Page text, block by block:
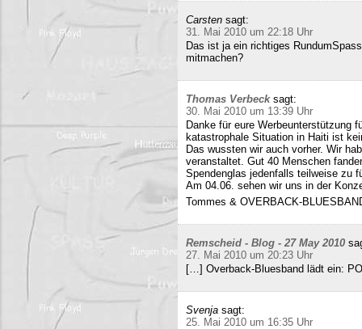
Carsten sagt:
31. Mai 2010 um 22:18 Uhr
Das ist ja ein richtiges
mitmachen?
Thomas Verbeck sagt:
30. Mai 2010 um 13:39 Uhr
Danke für eure Werbeunterstützung
katastrophale Situation in Haiti ist
Das wussten wir auch vorher. Wir
veranstaltet. Gut 40 Menschen
Spendenglas jedenfalls teilweise zu
Am 04.06. sehen wir uns in der
Tommes & OVERBACK-
Remscheid - Blog - 27 May 2010
27. Mai 2010 um 20:23 Uhr
[…] Overback-Bluesband lädt ein:
Svenja sagt:
25. Mai 2010 um 16:35 Uhr